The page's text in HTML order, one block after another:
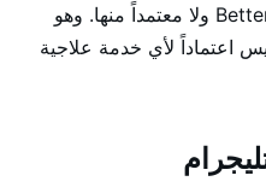
المرصود وليس مرتبطاً بـ BetterHelp ولا معتمداً منها. وهو
اعتماداً لأي خدمة علاجية